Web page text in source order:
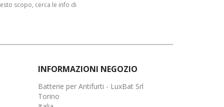
scopo, cerca le info di
INFORMAZIONI NEGOZIO
Batterie per Antifurti - LuxBat Srl
Torino